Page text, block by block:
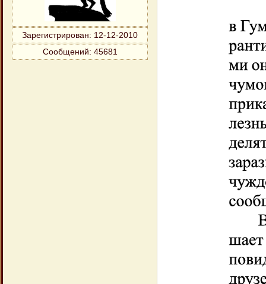
Зарегистрирован: 12-12-2010
Сообщений: 45681